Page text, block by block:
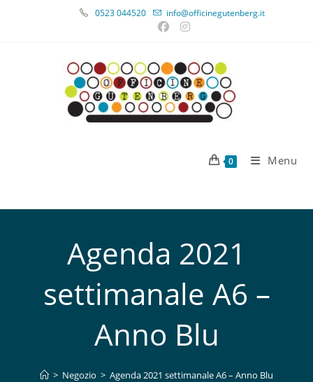
0523 044520 info@officinegutenberg.it
0 Menu
Agenda 2021
settimanale A6 –
Anno Blu
> Negozio > Agenda 2021 settimanale A6 – Anno Blu